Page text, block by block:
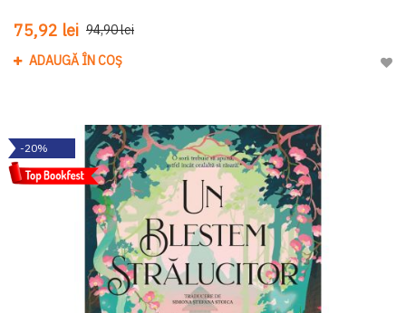
75,92 lei 94,90 lei
ADAUGĂ ÎN COȘ
-20%